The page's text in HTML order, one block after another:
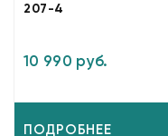
207-4
10 990 руб.
ПОДРОБНЕЕ